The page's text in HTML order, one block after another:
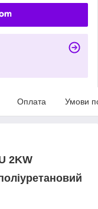
Оплата Умови
2KW